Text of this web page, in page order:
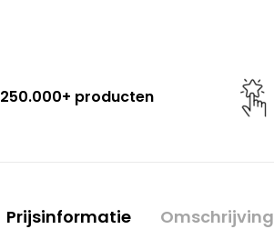
250.000+ producten
Prijsinformatie Omschrijving